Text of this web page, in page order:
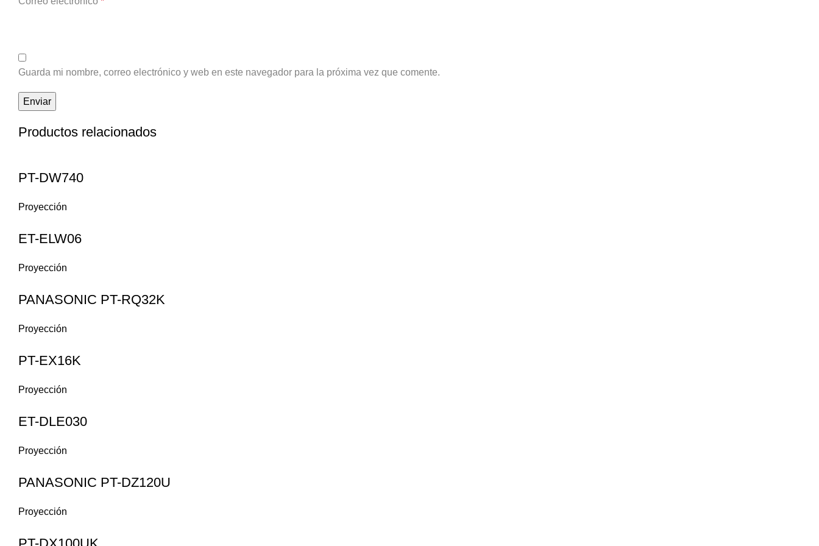
Guarda mi nombre, correo electrónico y web en este navegador para la próxima vez que comente.
Productos relacionados
PT-DW740
Proyección
ET-ELW06
Proyección
PANASONIC PT-RQ32K
Proyección
PT-EX16K
Proyección
ET-DLE030
Proyección
PANASONIC PT-DZ120U
Proyección